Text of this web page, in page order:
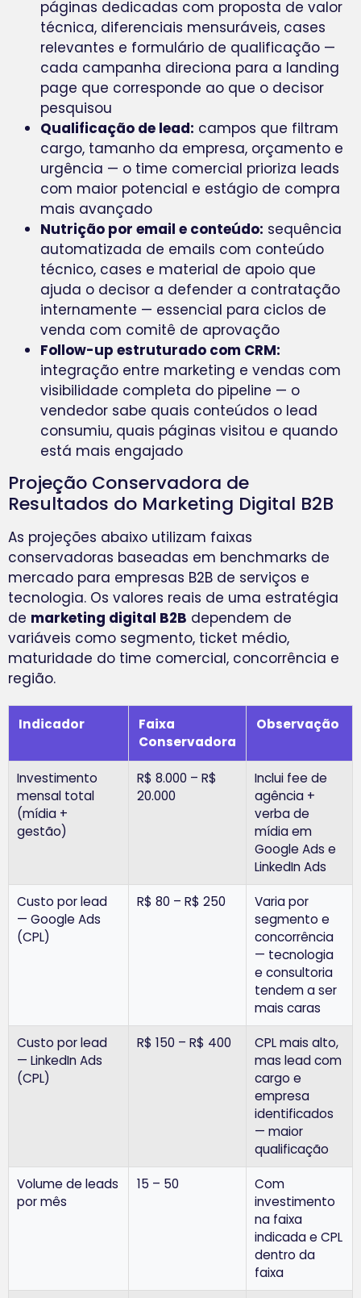
páginas dedicadas com proposta de valor
técnica, diferenciais mensuráveis, cases
relevantes e formulário de qualificação —
cada campanha direciona para a landing
page que corresponde ao que o decisor
pesquisou
Qualificação de lead: campos que filtram
cargo, tamanho da empresa, orçamento e
urgência — o time comercial prioriza leads
com maior potencial e estágio de compra
mais avançado
Nutrição por email e conteúdo: sequência
automatizada de emails com conteúdo
técnico, cases e material de apoio que
ajuda o decisor a defender a contratação
internamente — essencial para ciclos de
venda com comitê de aprovação
Follow-up estruturado com CRM:
integração entre marketing e vendas com
visibilidade completa do pipeline — o
vendedor sabe quais conteúdos o lead
consumiu, quais páginas visitou e quando
está mais engajado
Projeção Conservadora de
Resultados do Marketing Digital B2B
As projeções abaixo utilizam faixas
conservadoras baseadas em benchmarks de
mercado para empresas B2B de serviços e
tecnologia. Os valores reais de uma estratégia
de marketing digital B2B dependem de
variáveis como segmento, ticket médio,
maturidade do time comercial, concorrência e
região.
Indicador
Faixa
Conservadora
Observação
Investimento
mensal total
(mídia +
gestão)
R$ 8.000 – R$
20.000
Inclui fee de
agência +
verba de
mídia em
Google Ads e
LinkedIn Ads
Custo por lead
— Google Ads
(CPL)
R$ 80 – R$ 250
Varia por
segmento e
concorrência
— tecnologia
e consultoria
tendem a ser
mais caras
Custo por lead
— LinkedIn Ads
(CPL)
R$ 150 – R$ 400
CPL mais alto,
mas lead com
cargo e
empresa
identificados
— maior
qualificação
Volume de leads
por mês
15 – 50
Com
investimento
na faixa
indicada e CPL
dentro da
faixa